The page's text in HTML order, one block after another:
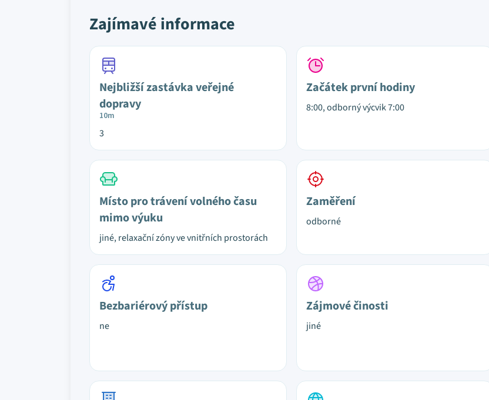
Zajímavé informace
Nejbližší zastávka veřejné
dopravy
10m
3
Začátek první hodiny
8:00, odborný výcvik 7:00
Místo pro trávení volného času
mimo výuku
jiné, relaxační zóny ve vnitřních prostorách
Zaměření
odborné
Bezbariérový přístup
ne
Zájmové činosti
jiné